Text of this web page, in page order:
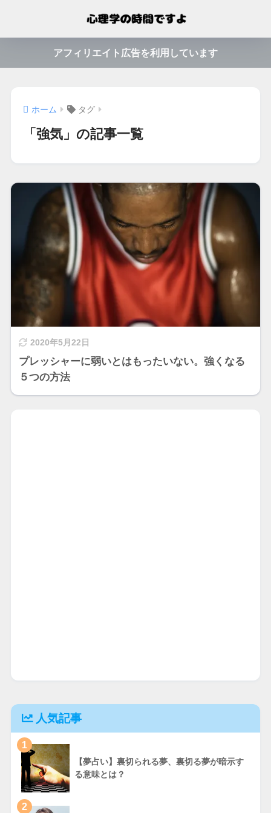
アフィリエイト広告を利用しています
ホーム タグ
「強気」の記事一覧
2020年5月22日
プレッシャーに弱いとはもったいない。強くなる
５つの方法
人気記事
1
【夢占い】裏切られる夢、裏切る夢が暗示す
る意味とは？
2